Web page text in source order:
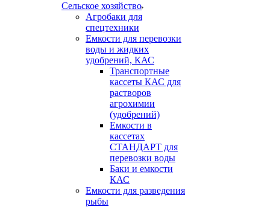
Сельское хозяйство
Агробаки для
спецтехники
Емкости для перевозки
воды и жидких
удобрений, КАС
Транспортные
кассеты КАС для
растворов
агрохимии
(удобрений)
Емкости в
кассетах
СТАНДАРТ для
перевозки воды
Баки и емкости
КАС
Емкости для разведения
рыбы